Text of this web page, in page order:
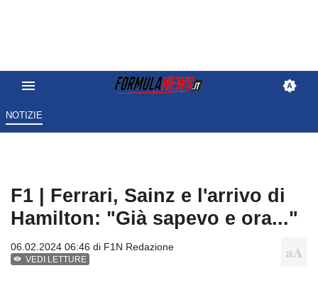
NOTIZIE
F1 | Ferrari, Sainz e l'arrivo di
Hamilton: "Già sapevo e ora..."
06.02.2024 06:46 di F1N Redazione
VEDI LETTURE